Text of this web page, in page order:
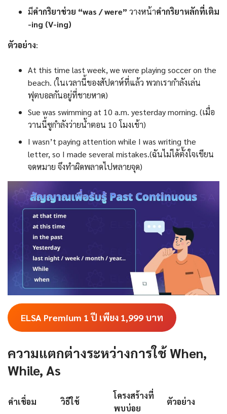
มีคำกริยาช่วย “was / were” วางหน้าคำกริยาหลักที่เติม
-ing (V-ing)
ตัวอย่าง:
At this time last week, we were playing soccer on the
beach. (ในเวลานี้ของสัปดาห์ที่แล้ว พวกเรากำลังเล่น
ฟุตบอลกันอยู่ที่ชายหาด)
Sue was swimming at 10 a.m. yesterday morning. (เมื่อ
วานนี้ซูกำลังว่ายน้ำตอน 10 โมงเช้า)
I wasn’t paying attention while I was writing the
letter, so I made several mistakes.(ฉันไม่ได้ตั้งใจเขียน
จดหมาย จึงทำผิดพลาดไปหลายจุด)
ELSA Premium 1 ปี เพียง 1,999 บาท
ความแตกต่างระหว่างการใช้ When,
While, As
คำเชื่อม วิธีใช้
โครงสร้างที่
พบบ่อย
ตัวอย่าง